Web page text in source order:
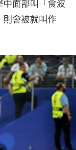
面部叫「食波
則會被就叫作